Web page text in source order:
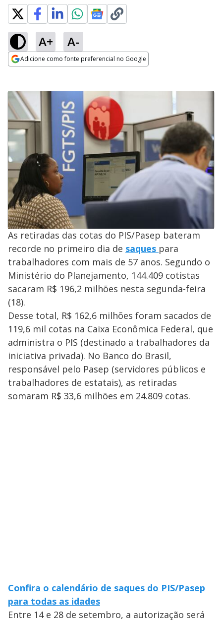
A+ A-
Adicione como fonte preferencial no Google
As retiradas das cotas do PIS/Pasep bateram
recorde no primeiro dia de saques para
trabalhadores com mais de 57 anos. Segundo o
Ministério do Planejamento, 144.409 cotistas
sacaram R$ 196,2 milhões nesta segunda-feira
(18).
Desse total, R$ 162,6 milhões foram sacados de
119,6 mil cotas na Caixa Econômica Federal, que
administra o PIS (destinado a trabalhadores da
iniciativa privada). No Banco do Brasil,
responsável pelo Pasep (servidores públicos e
trabalhadores de estatais), as retiradas
somaram R$ 33,6 milhões em 24.809 cotas.
Confira o calendário de saques do PIS/Pasep
para todas as idades
Entre 14 e 28 de setembro, a autorização será